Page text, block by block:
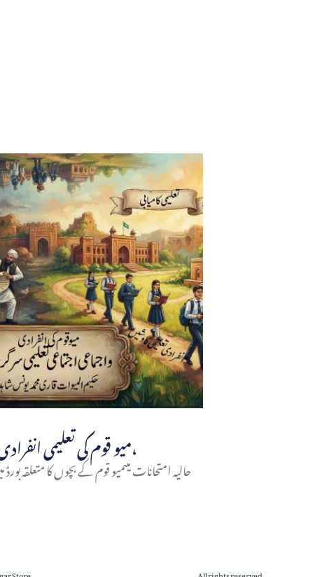
میو قوم کی تعلیمی انفرادی و اجتماعی سرگرمیاں،
حالیہ امتحانات میںمیو قوم کے بچوں کا متعلقہ